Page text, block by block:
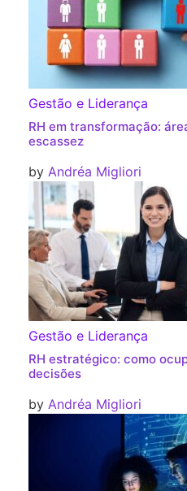
Gestão e Liderança
RH em transformação:
escassez
by Andréa Migliori
Gestão e Liderança
RH estratégico: como
decisões
by Andréa Migliori